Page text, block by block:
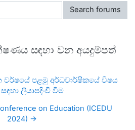
Search forums
සඳහා වන අයදුම්පත්
වර්ෂයේ පළමු අර්ධවාර්ෂිකයේ විෂය
ලියාපදිංචි වීම
on Education (ICEDU
2024) →